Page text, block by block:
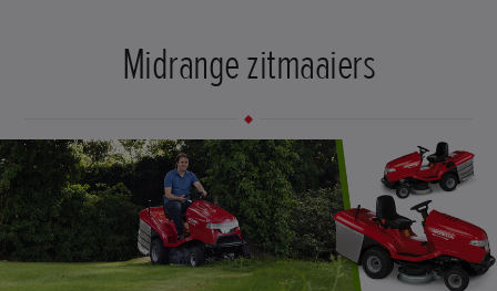
Midrange zitmaaiers